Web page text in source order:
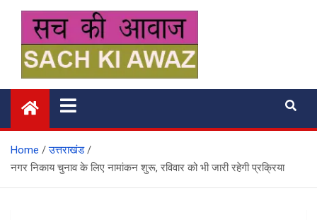
content
सच की आवाज
Home
उत्तराखंड
नगर निकाय चुनाव के लिए नामांकन शुरू, रविवार को भी जारी रहेगी प्रक्रिया